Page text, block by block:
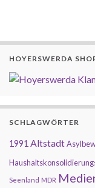
HOYERSWERDA
SCHLAGWÖRTER
1991 Altstadt
Seenland MDR